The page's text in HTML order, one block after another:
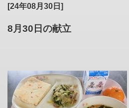
[24年08月30日]
8月30日の献立